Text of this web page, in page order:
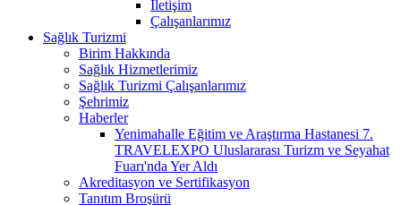
İletişim
Çalışanlarımız
Sağlık Turizmi
Birim Hakkında
Sağlık Hizmetlerimiz
Sağlık Turizmi Çalışanlarımız
Şehrimiz
Haberler
Yenimahalle Eğitim ve Araştırma Hastanesi 7.
TRAVELEXPO Uluslararası Turizm ve Seyahat
Fuarı'nda Yer Aldı
Akreditasyon ve Sertifikasyon
Tanıtım Broşürü